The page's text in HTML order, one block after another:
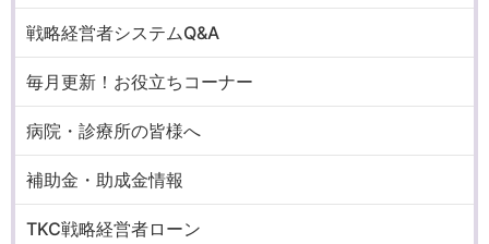
戦略経営者システムQ&A
毎月更新！お役立ちコーナー
病院・診療所の皆様へ
補助金・助成金情報
TKC戦略経営者ローン